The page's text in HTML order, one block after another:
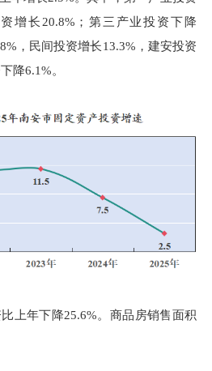
增长20.8%；第三产业投资下降
，民间投资增长13.3%，建安投资
降6.1%。
年下降25.6%。商品房销售面积